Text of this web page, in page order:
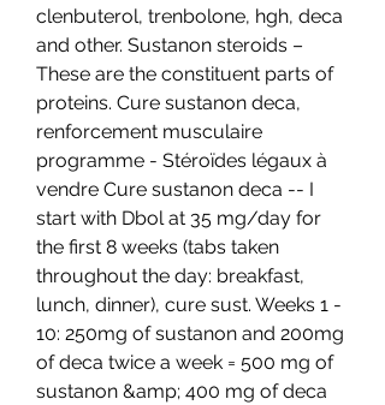
clenbuterol, trenbolone, hgh, deca
and other. Sustanon steroids –
These are the constituent parts of
proteins. Cure sustanon deca,
renforcement musculaire
programme - Stéroïdes légaux à
vendre Cure sustanon deca -- I
start with Dbol at 35 mg/day for
the first 8 weeks (tabs taken
throughout the day: breakfast,
lunch, dinner), cure sust. Weeks 1 -
10: 250mg of sustanon and 200mg
of deca twice a week = 500 mg of
sustanon &amp; 400 mg of deca